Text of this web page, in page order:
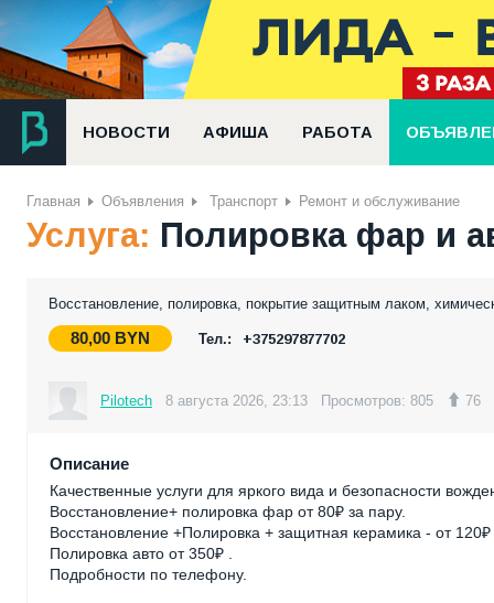
НОВОСТИ АФИША РАБОТА
Главная Объявления Транспорт Ремонт и обслуживание
Услуга: Полировка фар и
Восстановление, полировка, покрытие защитным лаком,
80,00 BYN Тел.: +375297877702
Pilotech 8 августа 2026, 23:13 Просмотров: 805 76
Описание
Качественные услуги для яркого вида и безопасности
Восстановление+ полировка фар от 80₽ за пару.
Восстановление +Полировка + защитная керамика - от
Полировка авто от 350₽ .
Подробности по телефону.